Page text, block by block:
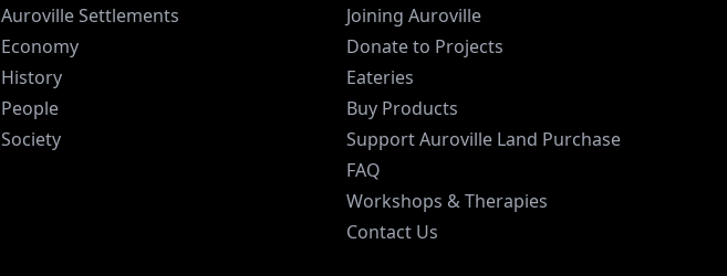
Auroville Settlements
Economy
History
People
Society
Joining Auroville
Donate to Projects
Eateries
Buy Products
Support Auroville Land Purchase
FAQ
Workshops & Therapies
Contact Us